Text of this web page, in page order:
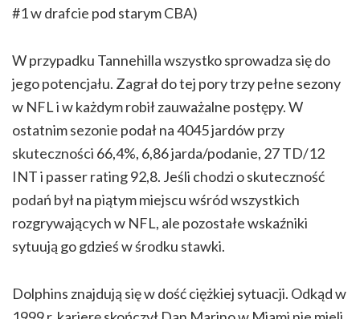
#1 w drafcie pod starym CBA)
W przypadku Tannehilla wszystko sprowadza się do
jego potencjału. Zagrał do tej pory trzy pełne sezony
w NFL i w każdym robił zauważalne postępy. W
ostatnim sezonie podał na 4045 jardów przy
skuteczności 66,4%, 6,86 jarda/podanie, 27 TD/12
INT i passer rating 92,8. Jeśli chodzi o skuteczność
podań był na piątym miejscu wśród wszystkich
rozgrywających w NFL, ale pozostałe wskaźniki
sytuują go gdzieś w środku stawki.
Dolphins znajdują się w dość ciężkiej sytuacji. Odkąd w